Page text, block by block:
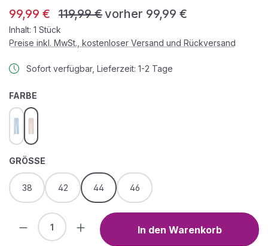
Verkaufspreis:
99,99 € Regulärer Preis:
119,99 €vorher 99,99 €
Inhalt: 1 Stück
Preise inkl. MwSt., kostenloser Versand und Rückversand
Sofort verfügbar, Lieferzeit: 1-2 Tage
FARBE
blaupink
GRÖSSE
38 42 44 46
Produkt Anzahl: Gib den gewünschten
In den Warenkorb